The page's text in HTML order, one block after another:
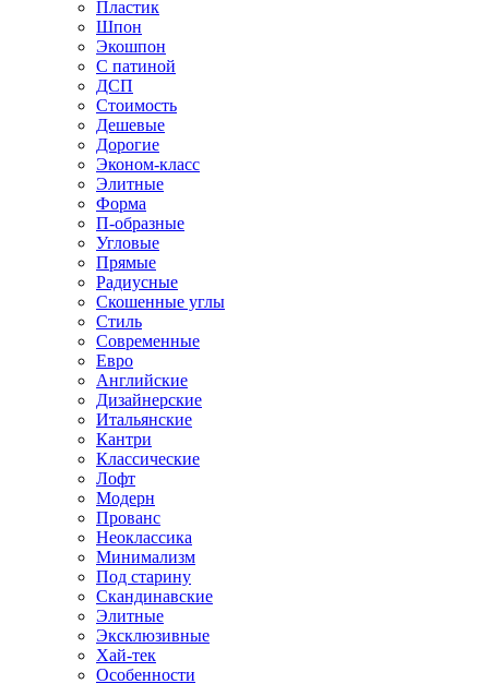
Пластик
Шпон
Экошпон
С патиной
ДСП
Стоимость
Дешевые
Дорогие
Эконом-класс
Элитные
Форма
П-образные
Угловые
Прямые
Радиусные
Скошенные углы
Стиль
Современные
Евро
Английские
Дизайнерские
Итальянские
Кантри
Классические
Лофт
Модерн
Прованс
Неоклассика
Минимализм
Под старину
Скандинавские
Элитные
Эксклюзивные
Хай-тек
Особенности